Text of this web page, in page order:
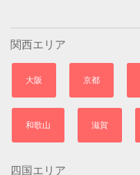
関西エリア
大阪 京都
和歌山 滋賀
四国エリア